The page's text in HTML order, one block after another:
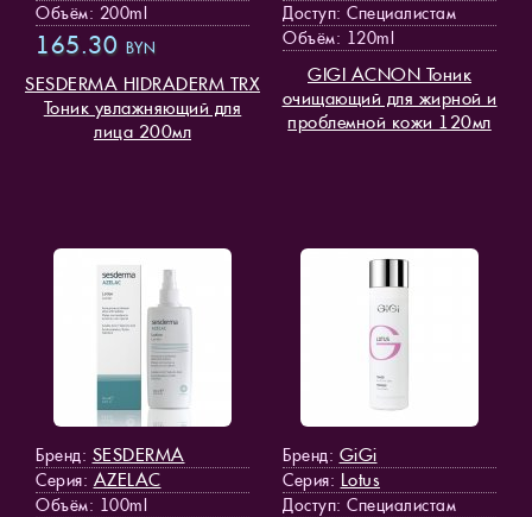
Объём: 200ml
165.30 BYN
SESDERMA HIDRADERM TRX
Тоник увлажняющий для
лица 200мл
Доступ: Специалистам
Объём: 120ml
GIGI ACNON Тоник
очищающий для жирной и
проблемной кожи 120мл
Бренд: SESDERMA
Серия: AZELAC
Объём: 100ml
Бренд: GiGi
Серия: Lotus
Доступ: Специалистам